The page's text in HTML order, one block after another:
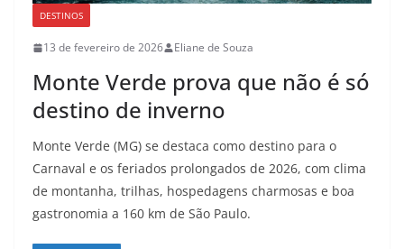
DESTINOS
13 de fevereiro de 2026 Eliane de Souza
Monte Verde prova que não é só
destino de inverno
Monte Verde (MG) se destaca como destino para o
Carnaval e os feriados prolongados de 2026, com clima
de montanha, trilhas, hospedagens charmosas e boa
gastronomia a 160 km de São Paulo.